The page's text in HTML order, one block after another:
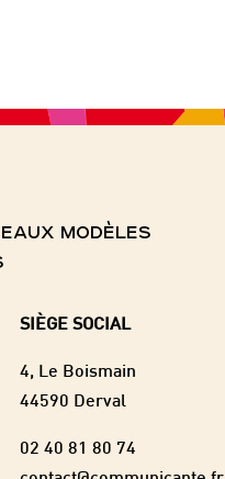
MODÈLES
SIÈGE SOCIAL
4, Le Boismain
44590 Derval
02 40 81 80 74